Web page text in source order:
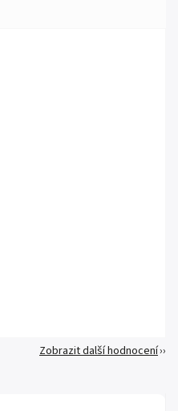
Zobrazit další hodnocení